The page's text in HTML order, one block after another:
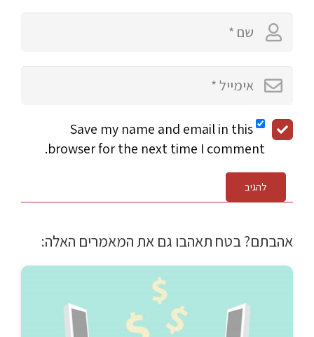
Save my name and email in this
browser for the next time I comment.
להגיב
אהבתם? בטח תאהבו גם את המאמרים האלה: